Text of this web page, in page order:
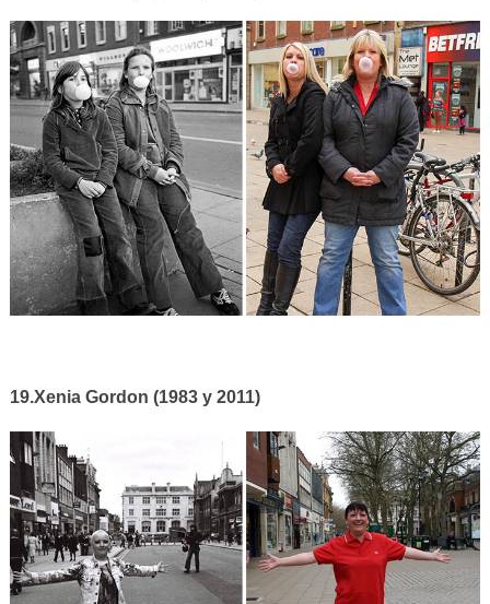
19.Xenia Gordon (1983 y 2011)